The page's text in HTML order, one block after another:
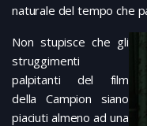
naturale del tempo che
Non stupisce che gli
struggimenti
palpitanti del film
della Campion siano
piaciuti almeno ad una